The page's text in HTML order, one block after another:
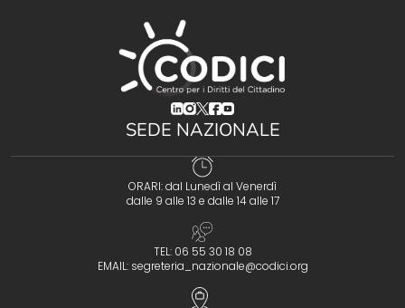
(opens in a new tab)
(opens in a new tab)
(opens in a new tab)
(opens in a new tab)
(opens in a new tab)
SEDE NAZIONALE
ORARI: dal Lunedì al Venerdì
dalle 9 alle 13 e dalle 14 alle 17
TEL: 06 55 30 18 08
EMAIL: segreteria_nazionale@codici.org